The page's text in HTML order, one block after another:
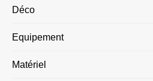
Déco
Equipement
Matériel